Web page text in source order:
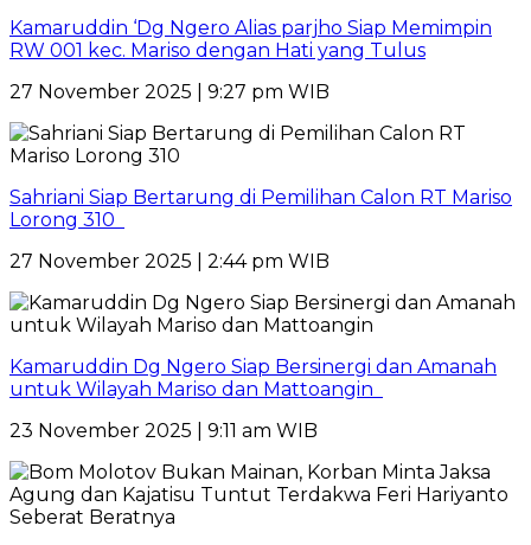
Kamaruddin ‘Dg Ngero Alias parjho Siap Memimpin
RW 001 kec. Mariso dengan Hati yang Tulus
27 November 2025 | 9:27 pm WIB
Sahriani Siap Bertarung di Pemilihan Calon RT Mariso
Lorong 310
27 November 2025 | 2:44 pm WIB
Kamaruddin Dg Ngero Siap Bersinergi dan Amanah
untuk Wilayah Mariso dan Mattoangin
23 November 2025 | 9:11 am WIB